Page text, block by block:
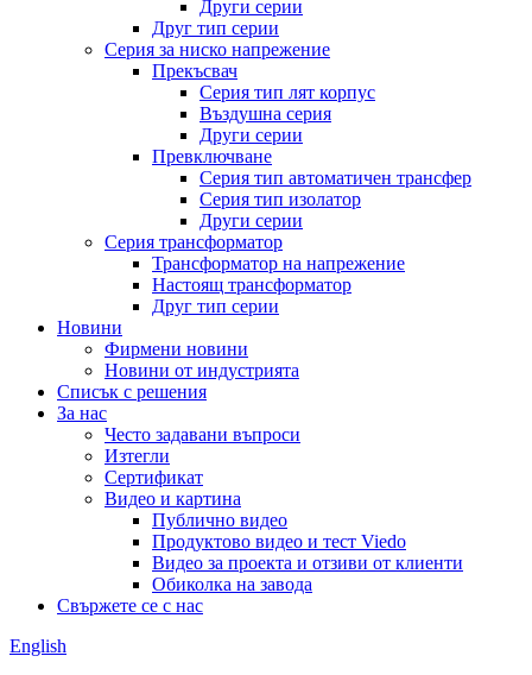
Други серии
Друг тип серии
Серия за ниско напрежение
Прекъсвач
Серия тип лят корпус
Въздушна серия
Други серии
Превключване
Серия тип автоматичен трансфер
Серия тип изолатор
Други серии
Серия трансформатор
Трансформатор на напрежение
Настоящ трансформатор
Друг тип серии
Новини
Фирмени новини
Новини от индустрията
Списък с решения
За нас
Често задавани въпроси
Изтегли
Сертификат
Видео и картина
Публично видео
Продуктово видео и тест Viedo
Видео за проекта и отзиви от клиенти
Обиколка на завода
Свържете се с нас
English